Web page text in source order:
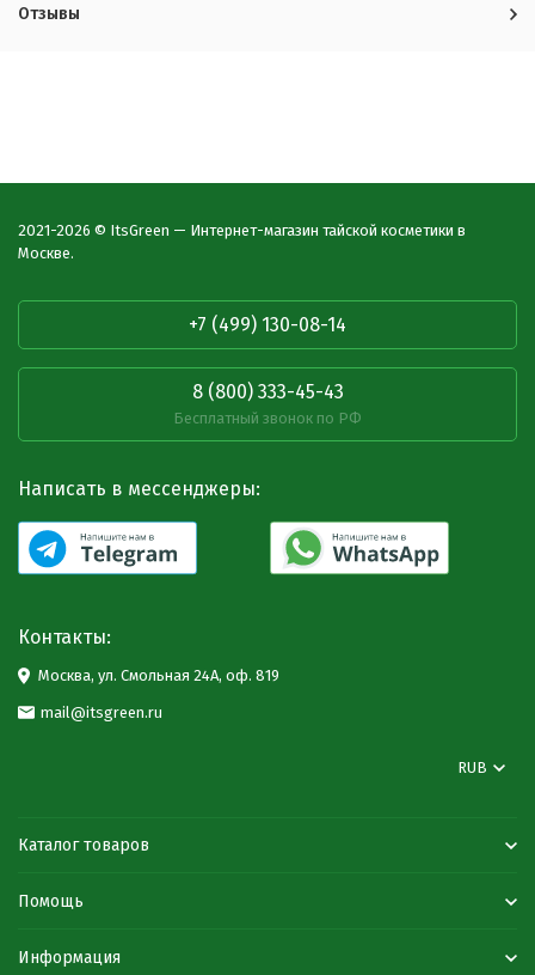
Отзывы
2021-2026 © ItsGreen — Интернет-магазин тайской косметики в
Москве.
+7 (499) 130-08-14
8 (800) 333-45-43
Бесплатный звонок по РФ
Написать в мессенджеры:
Контакты:
Москва, ул. Смольная 24А, оф. 819
mail@itsgreen.ru
RUB
Каталог товаров
Помощь
Информация